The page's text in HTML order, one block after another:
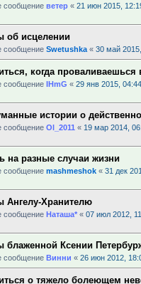
сообщение ветер « 21 июн 2015,
об исцелении
сообщение Swetushka « 30 май
когда проваливаешься
сообщение IHmG « 29 янв 2015, 04:44
истории о
сообщение Ol_2011 « 19 мар 2014,
на разные случаи жизни
сообщение mashmeshok « 31 дек
Ангелу-Хранителю
сообщение Наташа* « 07 июл 2012,
блаженной Ксении
сообщение Винни « 26 июн 2012,
о тяжело болеющем